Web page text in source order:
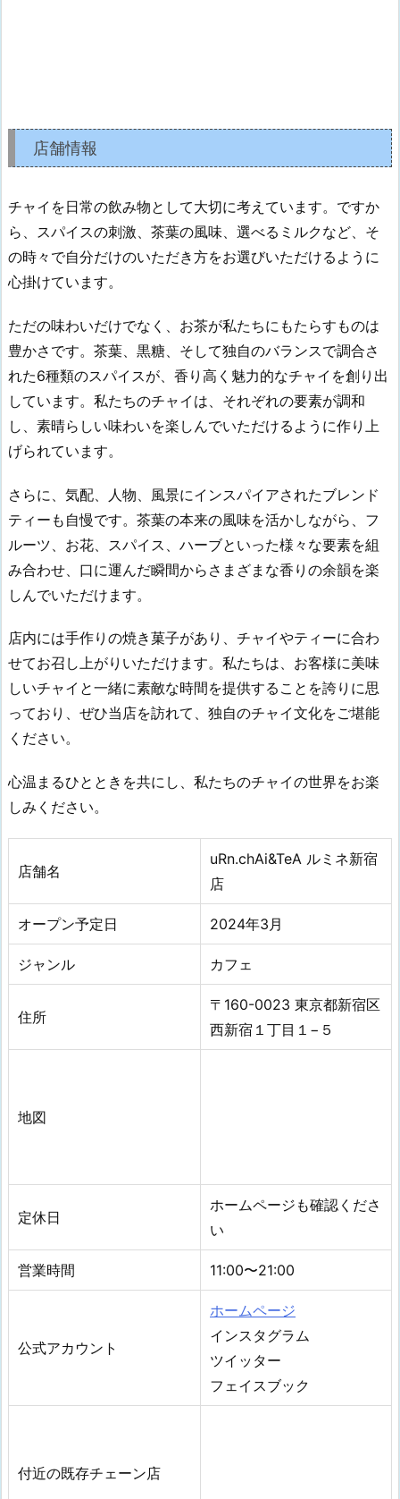
店舗情報
チャイを日常の飲み物として大切に考えています。ですか
ら、スパイスの刺激、茶葉の風味、選べるミルクなど、そ
の時々で自分だけのいただき方をお選びいただけるように
心掛けています。
ただの味わいだけでなく、お茶が私たちにもたらすものは
豊かさです。茶葉、黒糖、そして独自のバランスで調合さ
れた6種類のスパイスが、香り高く魅力的なチャイを創り出
しています。私たちのチャイは、それぞれの要素が調和
し、素晴らしい味わいを楽しんでいただけるように作り上
げられています。
さらに、気配、人物、風景にインスパイアされたブレンド
ティーも自慢です。茶葉の本来の風味を活かしながら、フ
ルーツ、お花、スパイス、ハーブといった様々な要素を組
み合わせ、口に運んだ瞬間からさまざまな香りの余韻を楽
しんでいただけます。
店内には手作りの焼き菓子があり、チャイやティーに合わ
せてお召し上がりいただけます。私たちは、お客様に美味
しいチャイと一緒に素敵な時間を提供することを誇りに思
っており、ぜひ当店を訪れて、独自のチャイ文化をご堪能
ください。
心温まるひとときを共にし、私たちのチャイの世界をお楽
しみください。
店舗名
uRn.chAi&TeA ルミネ新宿
店
オープン予定日 2024年3 月
ジャンル カフェ
住所
〒160-0023 東京都新宿区
西新宿１丁目１−５
地図
定休日
ホームページも確認くださ
い
営業時間 11:00〜21:00
公式アカウント
ホームページ
インスタグラム
ツイッター
フェイスブック
付近の既存チェーン店